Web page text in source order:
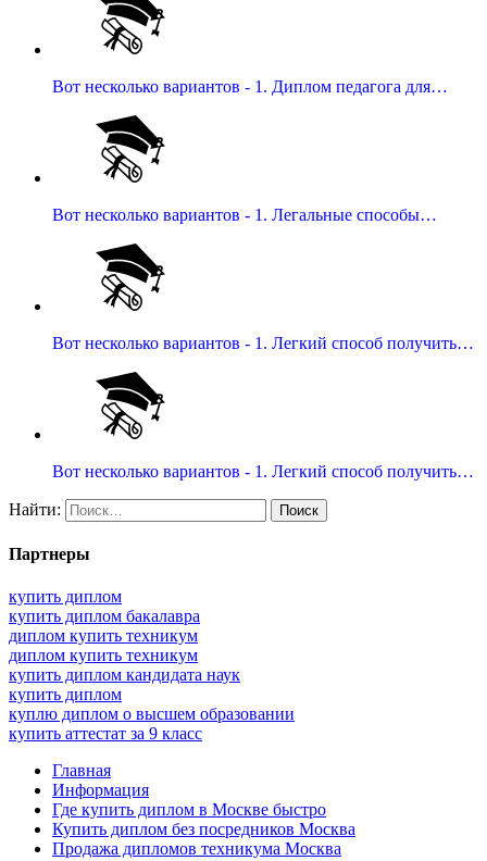
Вот несколько вариантов - 1. Диплом педагога для…
Вот несколько вариантов - 1. Легальные способы…
Вот несколько вариантов - 1. Легкий способ получить…
Вот несколько вариантов - 1. Легкий способ получить…
Найти:
Партнеры
купить диплом
купить диплом бакалавра
диплом купить техникум
диплом купить техникум
купить диплом кандидата наук
купить диплом
куплю диплом о высшем образовании
купить аттестат за 9 класс
Главная
Информация
Где купить диплом в Москве быстро
Купить диплом без посредников Москва
Продажа дипломов техникума Москва